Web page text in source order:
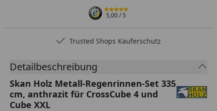
5,00/ 5
Trusted Shops Käuferschutz
Detailbeschreibung
Skan Holz Metall-Regenrinnen-Set 335
cm, anthrazit für CrossCube 4 und
Cube XXL